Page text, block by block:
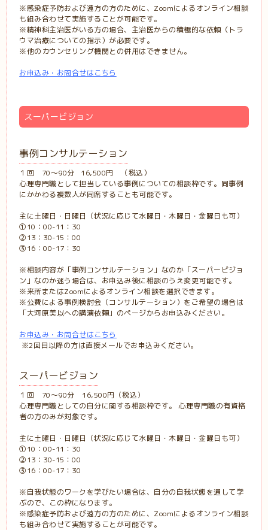
※感染症予防および遠方の方のために、Zoomによるオンライン相談
も組み合わせて実施することが可能です。
※精神科主治医がいる方の場合、主治医からの積極的な依頼（トラ
ウマ治療についての指示）が必要です。
※他のカウンセリング機関との併用はできません。
お申込み・お問合せはこちら
スーパービジョン
事例コンサルテーション
１回 70～90分 16,500円 （税込）
心理専門職として担当している事例についての相談枠です。同事例
にかかわる複数人が同席することも可能です。
主に土曜日・日曜日（状況に応じて水曜日・木曜日・金曜日も可）
①10：00-11：30
②13：30-15：00
③16：00-17：30
※相談内容が「事例コンサルテーション」なのか「スーパービジョ
ン」なのか迷う場合は、お申込み後に相談のうえ変更可能です。
※来所またはZoomによるオンライン相談を選択できます。
※公費による事例検討会（コンサルテーション）をご希望の場合は
「大河原美以への講演依頼」のページからお申込みください。
お申込み・お問合せはこちら
※2回目以降の方は直接メールでお申込みください。
スーパービジョン
１回 70～90分 16,500円（税込）
心理専門職としての自分に関する相談枠です。 心理専門職の有資格
者の方のみが対象です。
主に土曜日・日曜日（状況に応じて水曜日・木曜日・金曜日も可）
①10：00-11：30
②13：30-15：00
③16：00-17：30
※自我状態のワークを学びたい場合は、自分の自我状態を通して学
ぶので、この枠になります。
※感染症予防および遠方の方のために、Zoomによるオンライン相談
も組み合わせて実施することが可能です。